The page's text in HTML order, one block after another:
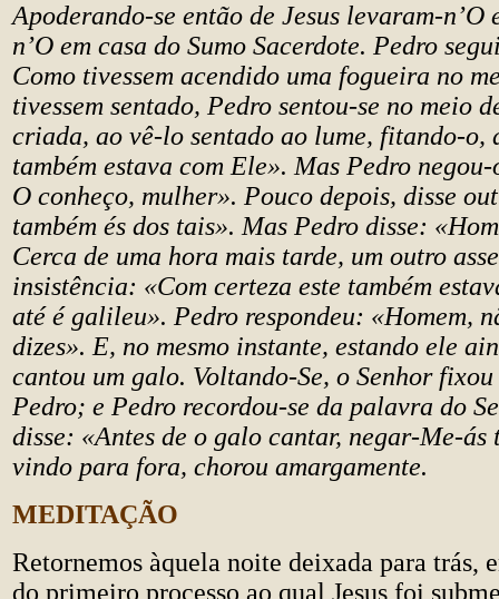
Apoderando-se então de Jesus levaram-
n’O em casa do Sumo Sacerdote. Pedro
Como tivessem acendido uma fogueira no
tivessem sentado, Pedro sentou-se no meio
criada, ao vê-lo sentado ao lume, fitando-o,
também estava com Ele». Mas Pedro
O conheço, mulher». Pouco depois, disse
também és dos tais». Mas Pedro disse:
Cerca de uma hora mais tarde, um outro
insistência: «Com certeza este também
até é galileu». Pedro respondeu: «Homem,
dizes». E, no mesmo instante, estando ele
cantou um galo. Voltando-Se, o Senhor fixou
Pedro; e Pedro recordou-se da palavra do
disse: «Antes de o galo cantar, negar-Me-ás
vindo para fora, chorou amargamente.
MEDITAÇÃO
Retornemos àquela noite deixada para trás,
do primeiro processo ao qual Jesus foi